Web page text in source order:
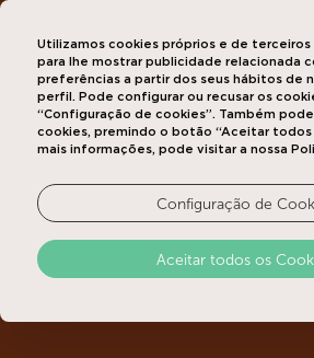
Utilizamos cookies próprios e de
para lhe mostrar publicidade relacionada
preferências a partir dos seus hábitos de
perfil. Pode configurar ou recusar os
“Configuração de cookies”. Também
cookies, premindo o botão “Aceitar todos
mais informações, pode visitar a nossa
Configuração de
Aceitar todos os